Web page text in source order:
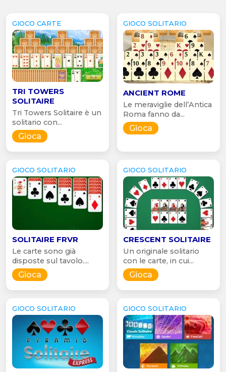
GIOCO CARTE
TRI TOWERS
SOLITAIRE
Tri Towers Solitaire è un
solitario con...
Gioca
GIOCO SOLITARIO
ANCIENT ROME
Le meraviglie dell’Antica
Roma fanno da...
Gioca
GIOCO SOLITARIO
SOLITAIRE FRVR
Le carte sono già
disposte sul tavolo....
Gioca
GIOCO SOLITARIO
CRESCENT SOLITAIRE
Un originale solitario
con le carte, in cui...
Gioca
GIOCO SOLITARIO GIOCO SOLITARIO